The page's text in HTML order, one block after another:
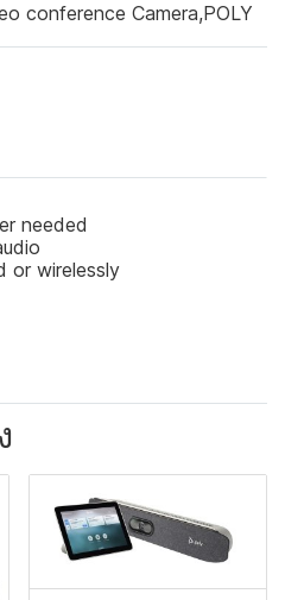
conference Camera,POLY
needed
or wirelessly